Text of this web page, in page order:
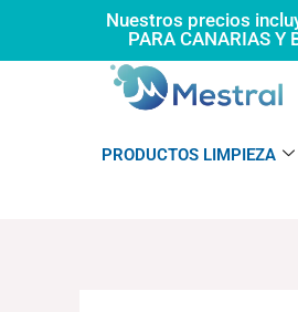
Nuestros precios
PARA CANARIAS Y
PRODUCTOS LIMPIEZA